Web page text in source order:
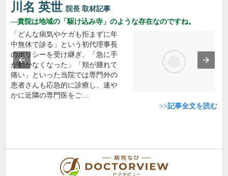
川名 英世 院長 取材記事
貴院は地域の「駆け込み寺」のような存在なのですね。
「どんな病気やケガも拒まずに年
中無休で診る」という初代理事長
のポリシーを受け継ぎ、「急に手
が動かなくなった」「頬が腫れて
痛い」といった当院では専門外の
患者さんも応急的に診療し、速や
かに近隣の専門医をご…
>>記事全文を読む